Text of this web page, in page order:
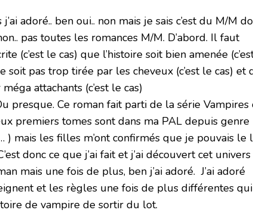
adoré.. ben oui.. non mais je sais c’est du M/M
pas toutes les romances M/M. D’abord. Il faut
(c’est le cas) que l’histoire soit bien amenée
soit pas trop tirée par les cheveux (c’est le cas) et
attachants (c’est le cas)
presque. Ce roman fait parti de la série Vampires
premiers tomes sont dans ma PAL depuis
) mais les filles m’ont confirmés que je pouvais le
donc ce que j’ai fait et j’ai découvert cet
mais une fois de plus, ben j’ai adoré. J’ai adoré
et les règles une fois de plus différentes qui
de vampire de sortir du lot.